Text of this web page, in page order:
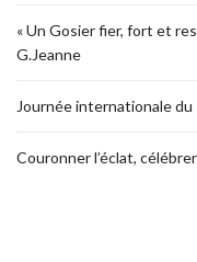
« Un Gosier fier, fort et
G.Jeanne
Journée internationale
Couronner l’éclat,